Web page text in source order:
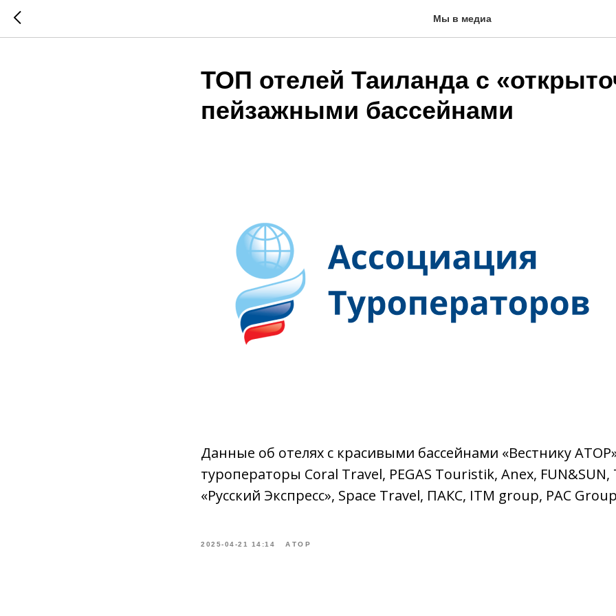
Мы в медиа
ТОП отелей Таиланда с
пейзажными бассейнами
Данные об отелях с красивыми бассейнами «Вестнику
туроператоры Coral Travel, PEGAS Touristik, Anex, FUN&SUN,
«Русский Экспресс», Space Travel, ПАКС, ITM group, PAC
2025-04-21 14:14 АТОР